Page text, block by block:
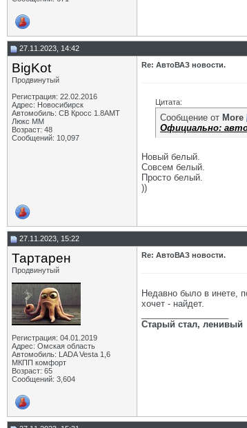
27.11.2023, 14:42
BigKot
Продвинутый
Регистрация: 22.02.2016
Адрес: Новосибирск
Автомобиль: СВ Кросс 1.8АМТ
Люкс ММ
Возраст: 48
Сообщений: 10,097
Re: АвтоВАЗ новости.
Цитата:
Сообщение от More
Официально:
Новый белый.
Совсем белый.
Просто белый.
))
27.11.2023, 15:22
Тартарен
Продвинутый
Регистрация: 04.01.2019
Адрес: Омская область
Автомобиль: LADA Vesta 1,6
МКПП комфорт
Возраст: 65
Сообщений: 3,604
Re: АвтоВАЗ новости.
Недавно было в инете,
хочет - найдет.
Старый стал, ленивый